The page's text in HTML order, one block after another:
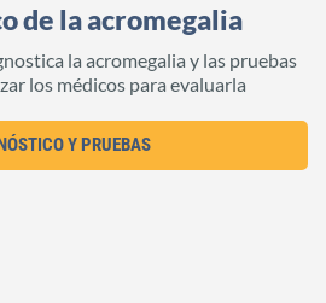
de la acromegalia
la acromegalia y las pruebas
los médicos para evaluarla
Y PRUEBAS